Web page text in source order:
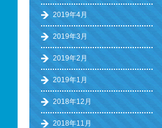
2019年4月
2019年3月
2019年2月
2019年1月
2018年12月
2018年11月